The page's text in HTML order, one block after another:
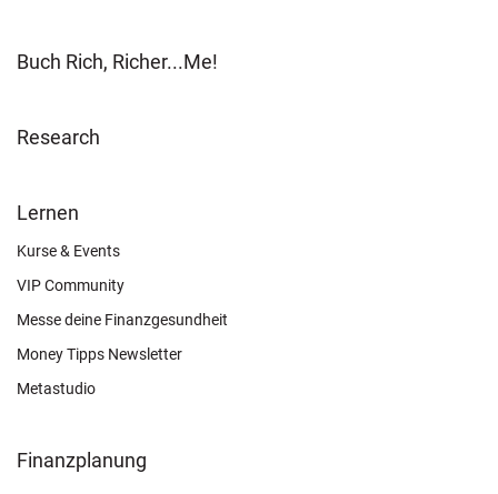
Buch Rich, Richer...Me!
Research
FOOTER
OTHER
Lernen
Kurse & Events
VIP Community
Messe deine Finanzgesundheit
Money Tipps Newsletter
Metastudio
Finanzplanung